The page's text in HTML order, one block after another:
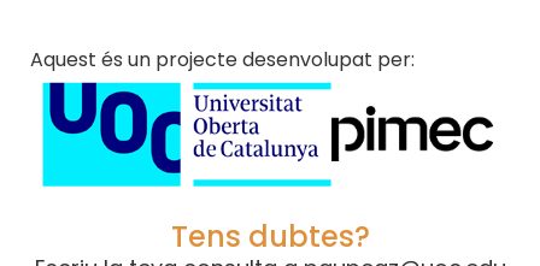
Aquest és un projecte desenvolupat per:
Tens dubtes?